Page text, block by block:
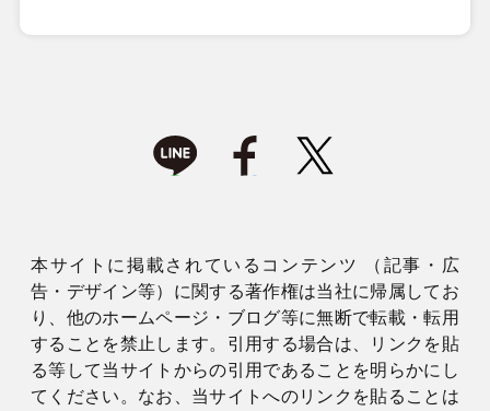
本サイトに掲載されているコンテンツ （記事・広
告・デザイン等）に関する著作権は当社に帰属してお
り、他のホームページ・ブログ等に無断で転載・転用
することを禁止します。引用する場合は、リンクを貼
る等して当サイトからの引用であることを明らかにし
てください。なお、当サイトへのリンクを貼ることは